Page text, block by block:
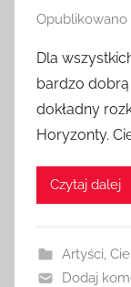
Opublikowano
Dla
bardzo
dokładny
Horyzonty.
Czytaj dalej
Artyści
Dodaj